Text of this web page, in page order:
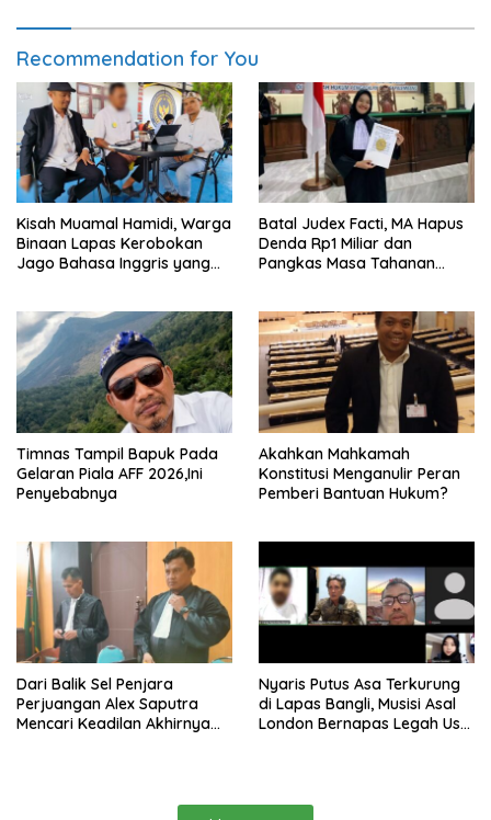
Recommendation for You
Kisah Muamal Hamidi, Warga
Binaan Lapas Kerobokan
Jago Bahasa Inggris yang
Batal Judex Facti, MA Hapus
Denda Rp1 Miliar dan
Pangkas Masa Tahanan
Timnas Tampil Bapuk Pada
Gelaran Piala AFF 2026,Ini
Penyebabnya
Akahkan Mahkamah
Konstitusi Menganulir Peran
Pemberi Bantuan Hukum?
Dari Balik Sel Penjara
Perjuangan Alex Saputra
Mencari Keadilan Akhirnya
Nyaris Putus Asa Terkurung
di Lapas Bangli, Musisi Asal
London Bernapas Legah Usai